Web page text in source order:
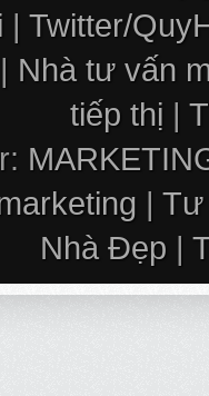
| Twitter/
| Nhà tư vấn
tiếp thị |
| Tư
Nhà Đẹp |